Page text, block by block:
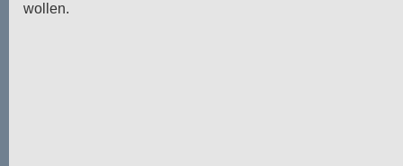
wollen.